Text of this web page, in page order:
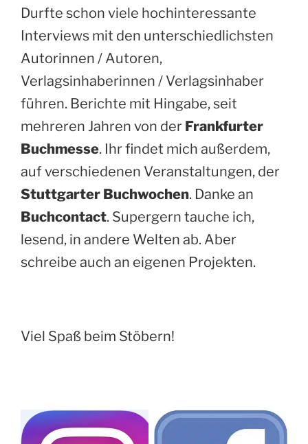
Durfte schon viele hochinteressante
Interviews mit den unterschiedlichsten
Autorinnen / Autoren,
Verlagsinhaberinnen / Verlagsinhaber
führen. Berichte mit Hingabe, seit
mehreren Jahren von der Frankfurter
Buchmesse. Ihr findet mich außerdem,
auf verschiedenen Veranstaltungen, der
Stuttgarter Buchwochen. Danke an
Buchcontact. Supergern tauche ich,
lesend, in andere Welten ab. Aber
schreibe auch an eigenen Projekten.
Viel Spaß beim Stöbern!